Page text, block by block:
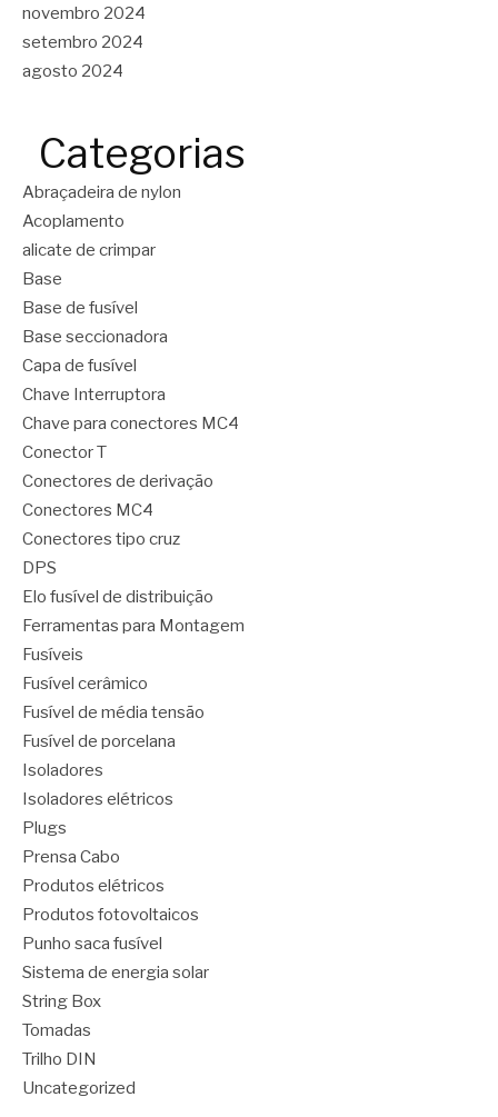
novembro 2024
setembro 2024
agosto 2024
Categorias
Abraçadeira de nylon
Acoplamento
alicate de crimpar
Base
Base de fusível
Base seccionadora
Capa de fusível
Chave Interruptora
Chave para conectores MC4
Conector T
Conectores de derivação
Conectores MC4
Conectores tipo cruz
DPS
Elo fusível de distribuição
Ferramentas para Montagem
Fusíveis
Fusível cerâmico
Fusível de média tensão
Fusível de porcelana
Isoladores
Isoladores elétricos
Plugs
Prensa Cabo
Produtos elétricos
Produtos fotovoltaicos
Punho saca fusível
Sistema de energia solar
String Box
Tomadas
Trilho DIN
Uncategorized